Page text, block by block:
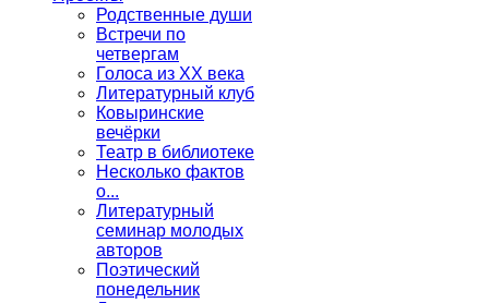
Родственные души
Встречи по
четвергам
Голоса из ХХ века
Литературный клуб
Ковыринские
вечёрки
Театр в библиотеке
Несколько фактов
о...
Литературный
семинар молодых
авторов
Поэтический
понедельник